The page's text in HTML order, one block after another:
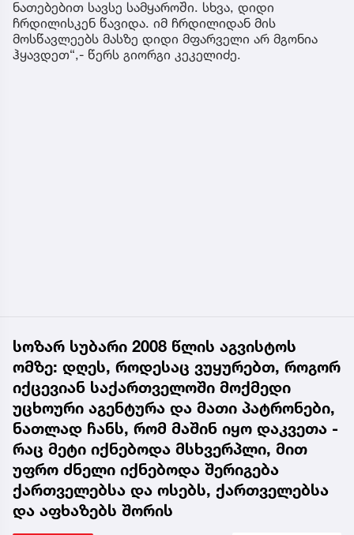
ნათებებით სავსე სამყაროში. სხვა, დიდი
ჩრდილისკენ წავიდა. იმ ჩრდილიდან მის
მოსწავლეებს მასზე დიდი მფარველი არ მგონია
ჰყავდეთ“,- წერს გიორგი კეკელიძე.
სოზარ სუბარი 2008 წლის აგვისტოს
ომზე: დღეს, როდესაც ვუყურებთ, როგორ
იქცევიან საქართველოში მოქმედი
უცხოური აგენტურა და მათი პატრონები,
ნათლად ჩანს, რომ მაშინ იყო დაკვეთა -
რაც მეტი იქნებოდა მსხვერპლი, მით
უფრო ძნელი იქნებოდა შერიგება
ქართველებსა და ოსებს, ქართველებსა
და აფხაზებს შორის